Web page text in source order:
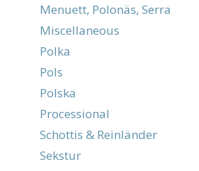
Menuett, Polonäs, Serra
Miscellaneous
Polka
Pols
Polska
Processional
Schottis & Reinländer
Sekstur